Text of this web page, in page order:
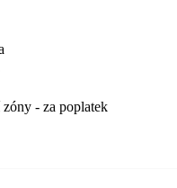
- za poplatek